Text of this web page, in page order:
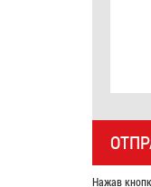
Нажав